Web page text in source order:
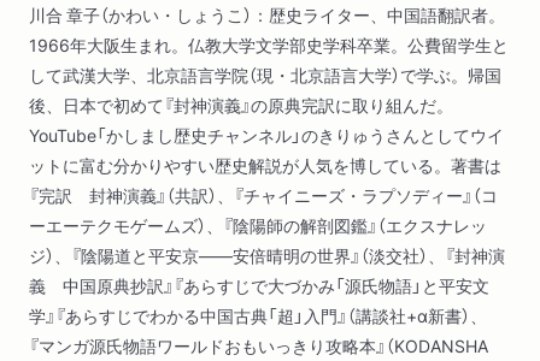
川合 章子（かわい・しょうこ）：歴史ライター、中国語翻訳者。
1966年大阪生まれ。仏教大学文学部史学科卒業。公費留学生と
して武漢大学、北京語言学院（現・北京語言大学）で学ぶ。帰国
後、日本で初めて『封神演義』の原典完訳に取り組んだ。
YouTube「かしまし歴史チャンネル」のきりゅうさんとしてウイ
ットに富む分かりやすい歴史解説が人気を博している。著書は
『完訳 封神演義』（共訳）、『チャイニーズ・ラプソディー』（コ
ーエーテクモゲームズ）、『陰陽師の解剖図鑑』（エクスナレッ
ジ）、『陰陽道と平安京――安倍晴明の世界』（淡交社）、『封神演
義 中国原典抄訳』『あらすじで大づかみ「源氏物語」と平安文
学』『あらすじでわかる中国古典「超」入門』（講談社+α新書）、
『マンガ源氏物語ワールドおもいっきり攻略本』（KODANSHA